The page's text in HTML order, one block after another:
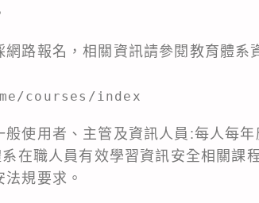
路報名，相關資訊請參閱教育體系
courses/index
使用者、主管及資訊人員:每人每
在職人員有效學習資訊安全相關課
規要求。